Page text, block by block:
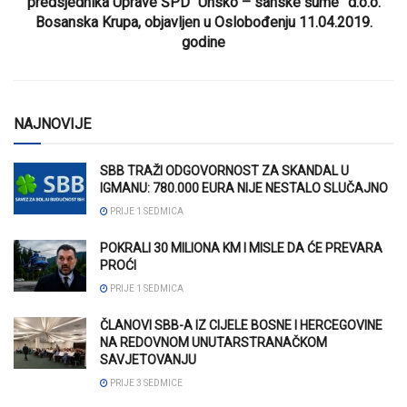
Bosanska Krupa, objavljen u Oslobođenju 11.04.2019.
godine
NAJNOVIJE
SBB TRAŽI ODGOVORNOST ZA SKANDAL U
IGMANU: 780.000 EURA NIJE NESTALO SLUČAJNO
PRIJE 1 SEDMICA
POKRALI 30 MILIONA KM I MISLE DA ĆE PREVARA
PROĆI
PRIJE 1 SEDMICA
ČLANOVI SBB-A IZ CIJELE BOSNE I HERCEGOVINE
NA REDOVNOM UNUTARSTRANAČKOM
SAVJETOVANJU
PRIJE 3 SEDMICE